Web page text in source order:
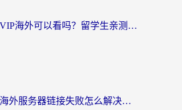
央视影音VIP海外可以看吗？留学生亲测有效的回国加速器选择指南
女神星球海外服务器链接失败怎么解决？海外党国服游戏加速避坑指南